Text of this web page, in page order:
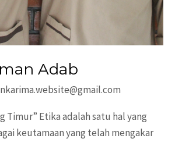
Adab
Timur” Etika adalah satu hal yang
keutamaan yang telah mengakar